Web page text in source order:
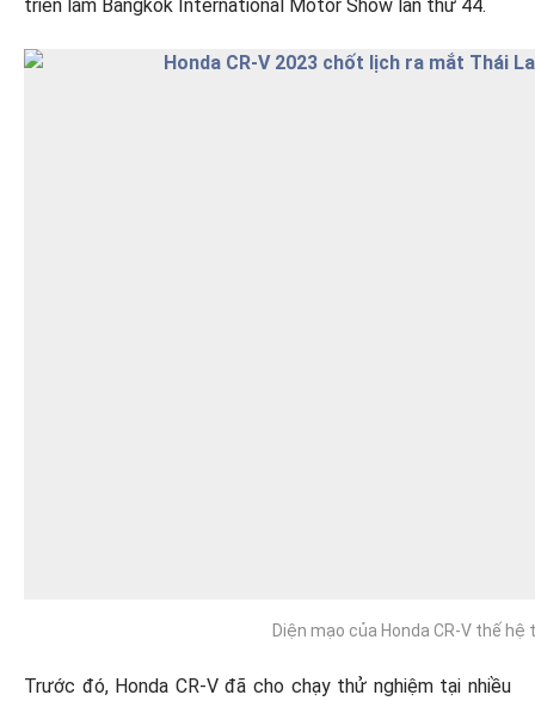
triển lãm Bangkok International Motor Show lần thứ 44.
Diện mạo của Honda CR-V thế
Trước đó, Honda CR-V đã cho chạy thử nghiệm tại nhiều